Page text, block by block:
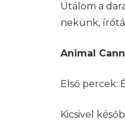
Utálom a
nekünk,
Animal
Első percek:
Kicsivel